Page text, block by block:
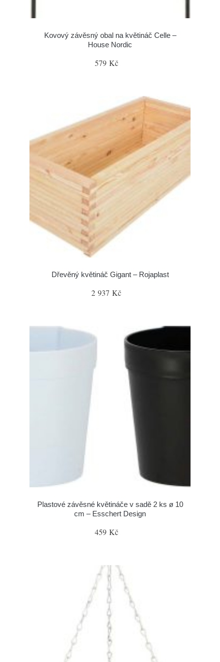
Kovový závěsný obal na květináč Celle –
House Nordic
579 Kč
Dřevěný květináč Gigant – Rojaplast
2 937 Kč
Plastové závěsné květináče v sadě 2 ks ø 10
cm – Esschert Design
459 Kč